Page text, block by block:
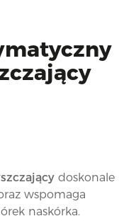
doskonale
wspomaga
naskórka.